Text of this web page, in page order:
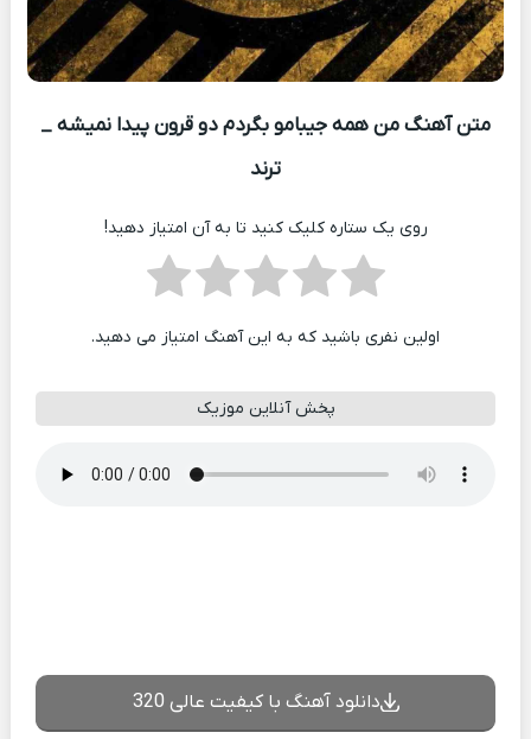
متن آهنگ من همه جیبامو بگردم دو قرون پیدا نمیشه _
ترند
روی یک ستاره کلیک کنید تا به آن امتیاز دهید!
اولین نفری باشید که به این آهنگ امتیاز می دهید.
پخش آنلاین موزیک
دانلود آهنگ با کیفیت عالی 320